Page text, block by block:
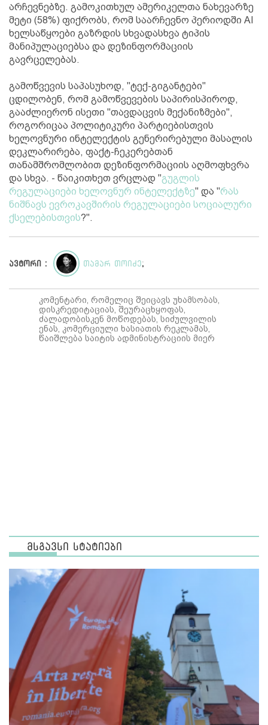
არჩევნებზე. გამოკითხულ ამერიკელთა ნახევარზე
მეტი (58%) ფიქრობს, რომ საარჩევნო პერიოდში AI
ხელსაწყოები გაზრდის სხვადასხვა ტიპის
მანიპულაციებსა და დეზინფორმაციის
გავრცელებას.
გამოწვევის საპასუხოდ, "ტექ-გიგანტები"
ცდილობენ, რომ გამოწვევების საპირისპიროდ,
გააძლიერონ ისეთი "თავდაცვის მექანიზმები",
როგორიცაა პოლიტიკური პარტიებისთვის
ხელოვნური ინტელექტის გენერირებული მასალის
დეკლარირება, ფაქტ-ჩეკერებთან
თანამშრომლობით დეზინფორმაციის აღმოფხვრა
და სხვა. - წაიკითხეთ ვრცლად "გუგლის
რეგულაციები ხელოვნურ ინტელექტზე" და "რას
ნიშნავს ევროკავშირის რეგულაციები სოციალური
ქსელებისთვის?".
ავტორი : თამარ თოიძე ;
კომენტარი, რომელიც შეიცავს უხამსობას,
დისკრედიტაციას, შეურაცხყოფას,
ძალადობისკენ მოწოდებას, სიძულვილის
ენას, კომერციული ხასიათის რეკლამას,
წაიშლება საიტის ადმინისტრაციის მიერ
მსგავსი სტატიები